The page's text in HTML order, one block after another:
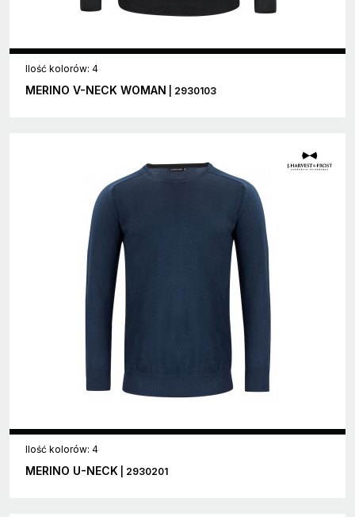
Ilość kolorów: 4
MERINO V-NECK WOMAN | 2930103
Ilość kolorów: 4
MERINO U-NECK | 2930201